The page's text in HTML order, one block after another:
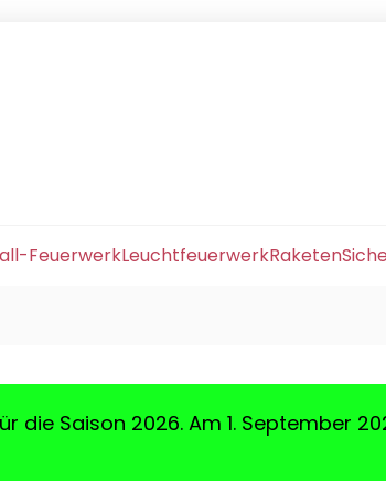
FeuerwerkLeuchtfeuerwerkRaketen
die Saison 2026. Am 1. September